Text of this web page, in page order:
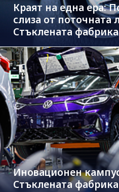
Краят на една ера:
слиза от поточната
Стъклената
Иновационен
Стъклената